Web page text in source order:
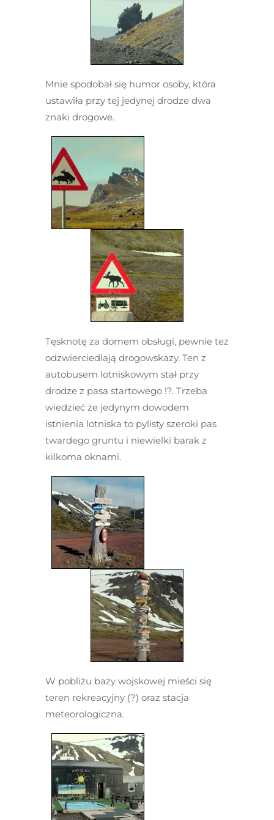
Mnie spodobał się humor osoby, która
ustawiła przy tej jedynej drodze dwa
znaki drogowe.
Tęsknotę za domem obsługi, pewnie też
odzwierciedlają drogowskazy. Ten z
autobusem lotniskowym stał przy
drodze z pasa startowego !?. Trzeba
wiedzieć że jedynym dowodem
istnienia lotniska to pylisty szeroki pas
twardego gruntu i niewielki barak z
kilkoma oknami.
W pobliżu bazy wojskowej mieści się
teren rekreacyjny (?) oraz stacja
meteorologiczna.